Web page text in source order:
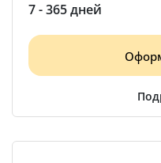
7 - 365 дней